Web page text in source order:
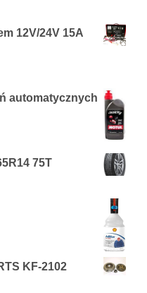
12V/24V 15A
automatycznych
75T
KF-2102